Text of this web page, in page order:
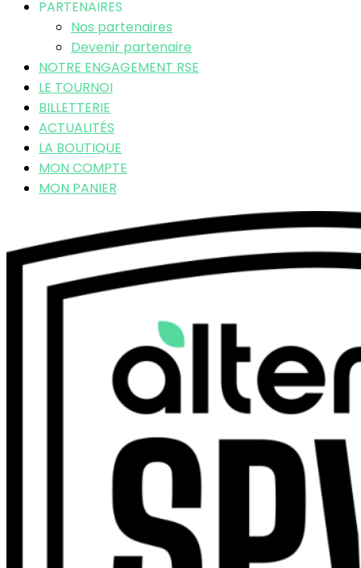
PARTENAIRES
Nos partenaires
Devenir partenaire
NOTRE ENGAGEMENT RSE
LE TOURNOI
BILLETTERIE
ACTUALITÉS
LA BOUTIQUE
MON COMPTE
MON PANIER